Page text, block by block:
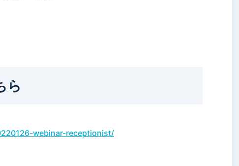
ら
webinar-receptionist/